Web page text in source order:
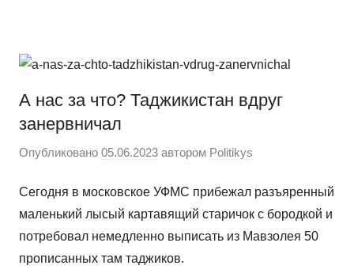
содержимому
сайт
WordPress
А нас за что? Таджикистан вдруг
занервничал
Опубликовано 05.06.2023 автором Politikys
Сегодня в московское УФМС прибежал разъяренный
маленький лысый картавящий старичок с бородкой и
потребовал немедленно выписать из Мавзолея 50
прописанных там таджиков.